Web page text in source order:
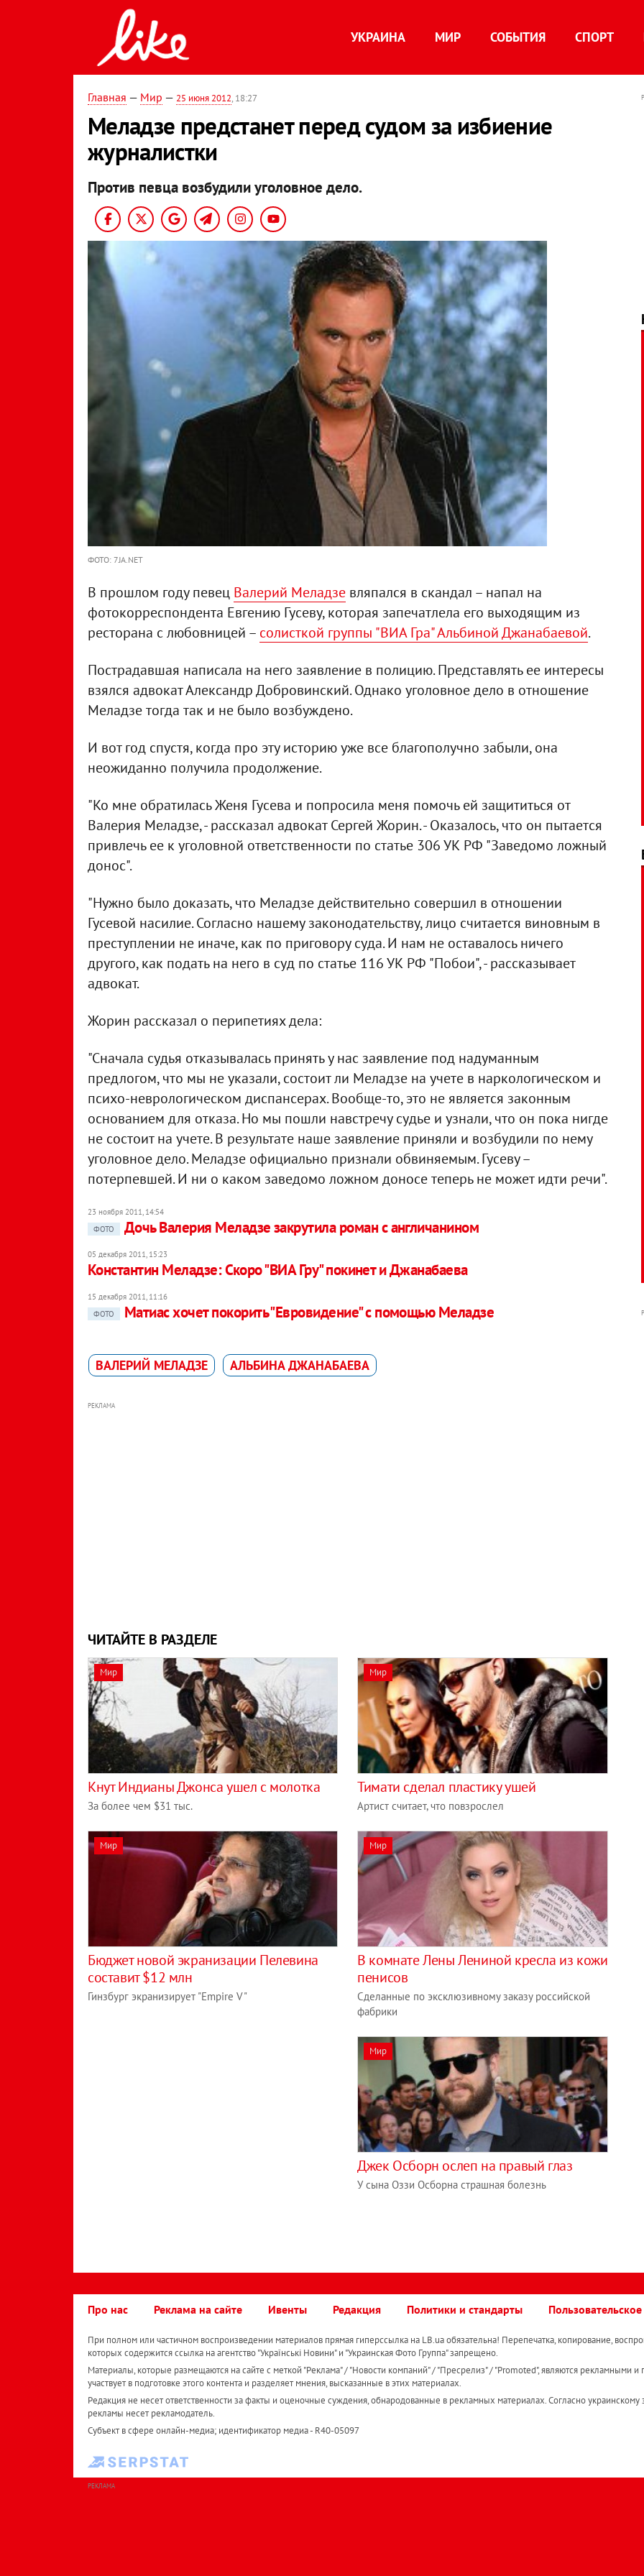
УКРАИНА МИР СОБЫТИЯ СПОРТ
Главная — Мир — 25 июня 2012, 18:27
Меладзе предстанет перед судом за избиение
журналистки
Против певца возбудили уголовное дело.
ФОТО: 7JA.NET
В прошлом году певец Валерий Меладзе вляпался в скандал – напал на
фотокорреспондента Евгению Гусеву, которая запечатлела его выходящим из
ресторана с любовницей – солисткой группы "ВИА Гра" Альбиной Джанабаевой.
Пострадавшая написала на него заявление в полицию. Представлять ее интересы
взялся адвокат Александр Добровинский. Однако уголовное дело в отношение
Меладзе тогда так и не было возбуждено.
И вот год спустя, когда про эту историю уже все благополучно забыли, она
неожиданно получила продолжение.
"Ко мне обратилась Женя Гусева и попросила меня помочь ей защититься от
Валерия Меладзе, - рассказал адвокат Сергей Жорин. - Оказалось, что он пытается
привлечь ее к уголовной ответственности по статье 306 УК РФ "Заведомо ложный
донос".
"Нужно было доказать, что Меладзе действительно совершил в отношении
Гусевой насилие. Согласно нашему законодательству, лицо считается виновным в
преступлении не иначе, как по приговору суда. И нам не оставалось ничего
другого, как подать на него в суд по статье 116 УК РФ "Побои", - рассказывает
адвокат.
Жорин рассказал о перипетиях дела:
"Сначала судья отказывалась принять у нас заявление под надуманным
предлогом, что мы не указали, состоит ли Меладзе на учете в наркологическом и
психо-неврологическом диспансерах. Вообще-то, это не является законным
основанием для отказа. Но мы пошли навстречу судье и узнали, что он пока нигде
не состоит на учете. В результате наше заявление приняли и возбудили по нему
уголовное дело. Меладзе официально признали обвиняемым. Гусеву –
потерпевшей. И ни о каком заведомо ложном доносе теперь не может идти речи".
23 ноября 2011, 14:54
ФОТО
Дочь Валерия Меладзе закрутила роман с англичанином
05 декабря 2011, 15:23
Константин Меладзе: Скоро "ВИА Гру" покинет и Джанабаева
15 декабря 2011, 11:16
ФОТО
Матиас хочет покорить "Евровидение" с помощью Меладзе
ВАЛЕРИЙ МЕЛАДЗЕ АЛЬБИНА ДЖАНАБАЕВА
РЕКЛАМА
ЧИТАЙТЕ В РАЗДЕЛЕ
Мир
Кнут Индианы Джонса ушел с молотка
За более чем $31 тыс.
Мир
Тимати сделал пластику ушей
Артист считает, что повзрослел
Мир
Бюджет новой экранизации Пелевина
составит $12 млн
Гинзбург экранизирует "Empire V"
Мир
В комнате Лены Лениной кресла из кожи
пенисов
Сделанные по эксклюзивному заказу российской
фабрики
Мир
Джек Осборн ослеп на правый глаз
У сына Оззи Осборна страшная болезнь
Про нас Реклама на сайте Ивенты Редакция Политики и стандарты
При полном или частичном воспроизведении материалов прямая гиперссылка на LB.ua обязательна! Перепечатка, копирование,
которых содержится ссылка на агентство "Українськi Новини" и "Украинская Фото Группа" запрещено.
Материалы, которые размещаются на сайте с меткой "Реклама" / "Новости компаний" / "Пресрелиз" / "Promoted", являются рекламными и
участвует в подготовке этого контента и разделяет мнения, высказанные в этих материалах.
Редакция не несет ответственности за факты и оценочные суждения, обнародованные в рекламных материалах. Согласно украинскому
рекламы несет рекламодатель.
Субъект в сфере онлайн-медиа; идентификатор медиа - R40-05097
РЕКЛАМА